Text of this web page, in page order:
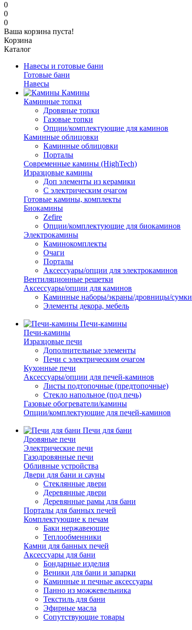
0
0
0
Ваша корзина пуста!
Корзина
Каталог
Навесы и готовые бани
Готовые бани
Навесы
Камины
Каминные топки
Дровяные топки
Газовые топки
Опции/комплектующие для каминов
Каминные облицовки
Каминные облицовки
Порталы
Современные камины (HighTech)
Изразцовые камины
Доп элементы из керамики
С электрическим очагом
Готовые камины, комплекты
Биокамины
Zefire
Опции/комплектующие для биокаминов
Электрокамины
Каминокомплекты
Очаги
Порталы
Аксессуары/опции для электрокаминов
Вентиляционные решетки
Аксессуары/опции для каминов
Каминные наборы/экраны/дровницы/сумки
Элементы декора, мебель
Печи-камины
Печи-камины
Изразцовые печи
Дополнительные элементы
Печи с электрическим очагом
Кухонные печи
Аксессуары/опции для печей-каминов
Листы подтопочные (предтопочные)
Стекло напольное (под печь)
Газовые обогреватели/камины
Опции/комплектующие для печей-каминов
Печи для бани
Дровяные печи
Электрические печи
Газодровянные печи
Обливные устройства
Двери для бани и сауны
Стеклянные двери
Деревянные двери
Деревянные рамы для бани
Порталы для банных печей
Комплектующие к печам
Баки нержавеющие
Теплообменники
Камни для банных печей
Аксессуары для бани
Бондарные изделия
Веники для бани и запарки
Каминные и печные аксессуары
Панно из можжевельника
Текстиль для бани
Эфирные масла
Сопутствующие товары